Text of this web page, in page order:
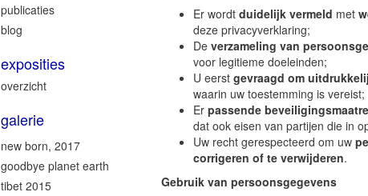
Er wordt duidelijk vermeld met
deze privacyverklaring;
De verzameling van
voor legitieme doeleinden;
U eerst gevraagd om
waarin uw toestemming is vereist;
Er passende
dat ook eisen van partijen die in
Uw recht gerespecteerd om uw
corrigeren of te verwijderen.
Gebruik van persoonsgegevens
publicaties
blog
exposities
overzicht
galerie
new born, 2017
goodbye planet earth
tibet 2015